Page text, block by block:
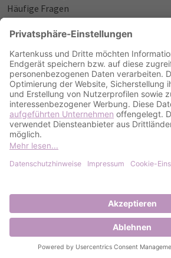
Häufige Fragen
NÜTZLICHES
Sprüche zur Geburt
Einladungstexte zum Geburtstag
Einladungstexte zur Silberhochzeit
Qualität & Umschläge
Bestellablauf
ZAHLUNGSOPTIONEN
Kreditkarte
2023 Kartenkuss